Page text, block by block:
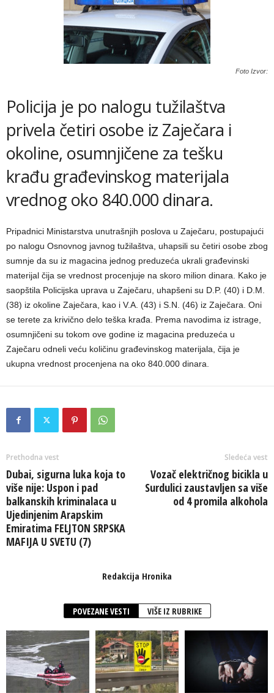
Foto Izvor:
Policija je po nalogu tužilaštva
privela četiri osobe iz Zaječara i
okoline, osumnjičene za tešku
krađu građevinskog materijala
vrednog oko 840.000 dinara.
Pripadnici Ministarstva unutrašnjih poslova u Zaječaru, postupajući
po nalogu Osnovnog javnog tužilaštva, uhapsili su četiri osobe zbog
sumnje da su iz magacina jednog preduzeća ukrali građevinski
materijal čija se vrednost procenjuje na skoro milion dinara. Kako je
saopštila Policijska uprava u Zaječaru, uhapšeni su D.P. (40) i D.M.
(38) iz okoline Zaječara, kao i V.A. (43) i S.N. (46) iz Zaječara. Oni
se terete za krivično delo teška krađa. Prema navodima iz istrage,
osumnjičeni su tokom ove godine iz magacina preduzeća u
Zaječaru odneli veću količinu građevinskog materijala, čija je
ukupna vrednost procenjena na oko 840.000 dinara.
Prethodna vest
Dubai, sigurna luka koja to
više nije: Uspon i pad
balkanskih kriminalaca u
Ujedinjenim Arapskim
Emiratima FELJTON SRPSKA
MAFIJA U SVETU (7)
Sledeća vest
Vozač električnog bicikla u
Surdulici zaustavljen sa više
od 4 promila alkohola
Redakcija Hronika
POVEZANE VESTI VIŠE IZ RUBRIKE